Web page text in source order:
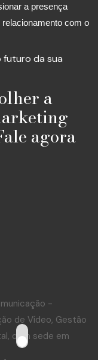
a presença
com o
futuro da sua
a
agora